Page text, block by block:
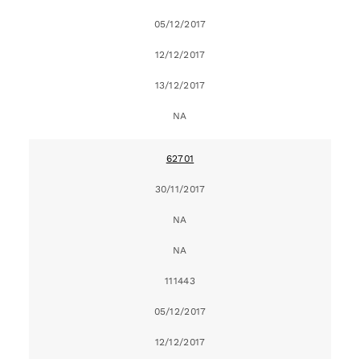
05/12/2017
12/12/2017
13/12/2017
NA
62701
30/11/2017
NA
NA
111443
05/12/2017
12/12/2017